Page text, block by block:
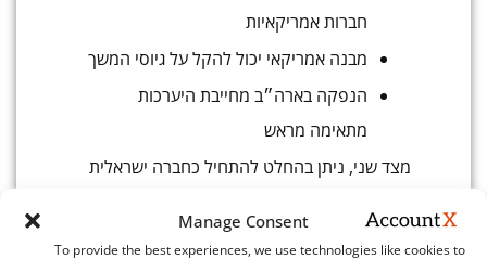
Manage Consent
To provide the best experiences, we use technologies like cookies to
חברות אמריקאיות
מבנה אמריקאי יכול להקל על גיוסי המשך
הנפקה בארה״ב מחייבת היערכות
מתאימה מראש
מצד שני, ניתן בהחלט להתחיל כחברה ישראלית
בתהליך מורכב שכרוך בעלויות, בהיבטי מס